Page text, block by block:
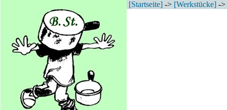
[Startseite] -> [Werkstücke] -